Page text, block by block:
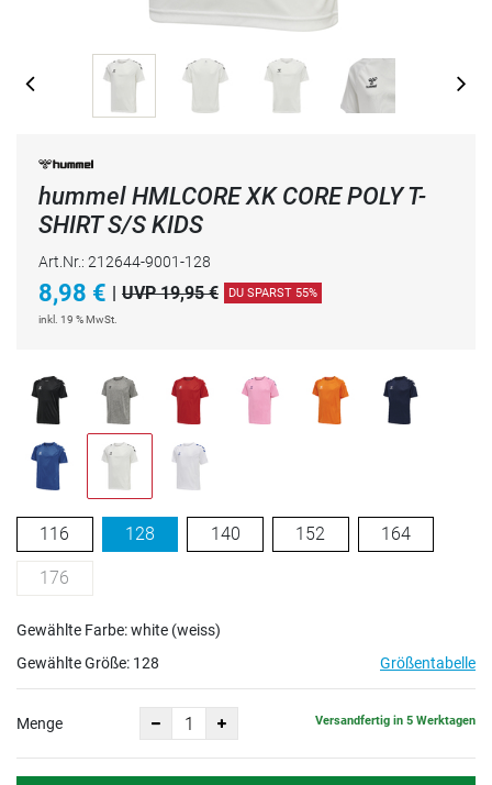
hummel HMLCORE XK CORE POLY T-
SHIRT S/S KIDS
Art.Nr.: 212644-9001-128
8,98 € | UVP 19,95 € DU SPARST 55%
inkl. 19 % MwSt.
116 128 140 152 164
176
Gewählte Farbe: white (weiss)
Gewählte Größe: 128 Größentabelle
Menge Versandfertig in 5 Werktagen